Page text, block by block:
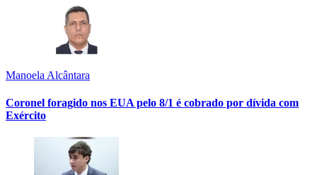
Manoela Alcântara
Coronel foragido nos EUA pelo 8/1 é cobrado por dívida com
Exército